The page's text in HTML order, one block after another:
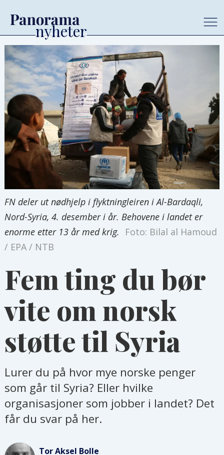
FN deler ut nødhjelp i flyktningleiren i Al-Bardaqli,
Nord-Syria, 4. desember i år. Behovene i landet er
enorme etter 13 år med krig.
Foto: Bilal al Hamoud
/ EPA / NTB
Fem ting du bør
vite om norsk
støtte til Syria
Lurer du på hvor mye norske penger
som går til Syria? Eller hvilke
organisasjoner som jobber i landet? Det
får du svar på her.
Tor Aksel Bolle